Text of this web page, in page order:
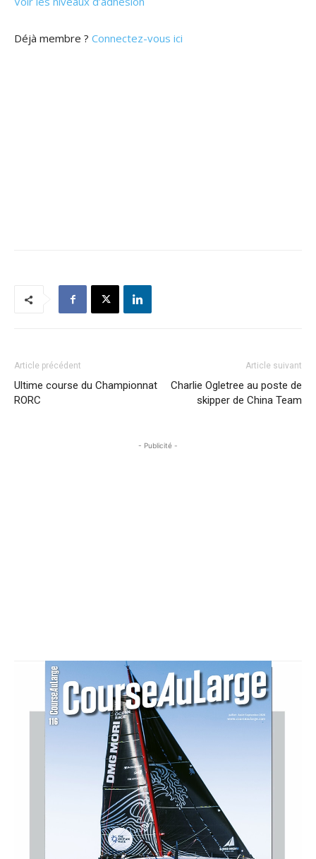
Déjà membre ? Connectez-vous ici
Article précédent
Ultime course du Championnat
RORC
Article suivant
Charlie Ogletree au poste de
skipper de China Team
- Publicité -